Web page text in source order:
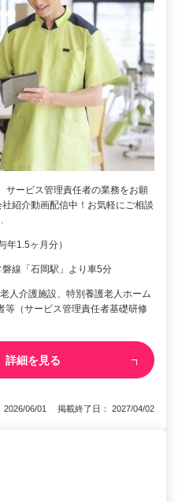
サービス管理責任者の業務をお願
紹介動画配信中！お気軽にご相談
年1.5ヶ月分）
線「石岡駅」より車5分
人介護施設、特別養護老人ホーム
等（サービス管理責任者基礎研修
詳細を見る
2026/06/01 掲載終了日： 2027/04/02